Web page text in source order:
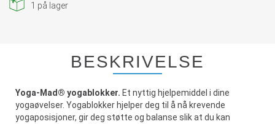
1 på lager
BESKRIVELSE
Yoga-Mad® yogablokker. Et nyttig hjelpemiddel i dine
yogaøvelser. Yogablokker hjelper deg til å nå krevende
yogaposisjoner, gir deg støtte og balanse slik at du kan